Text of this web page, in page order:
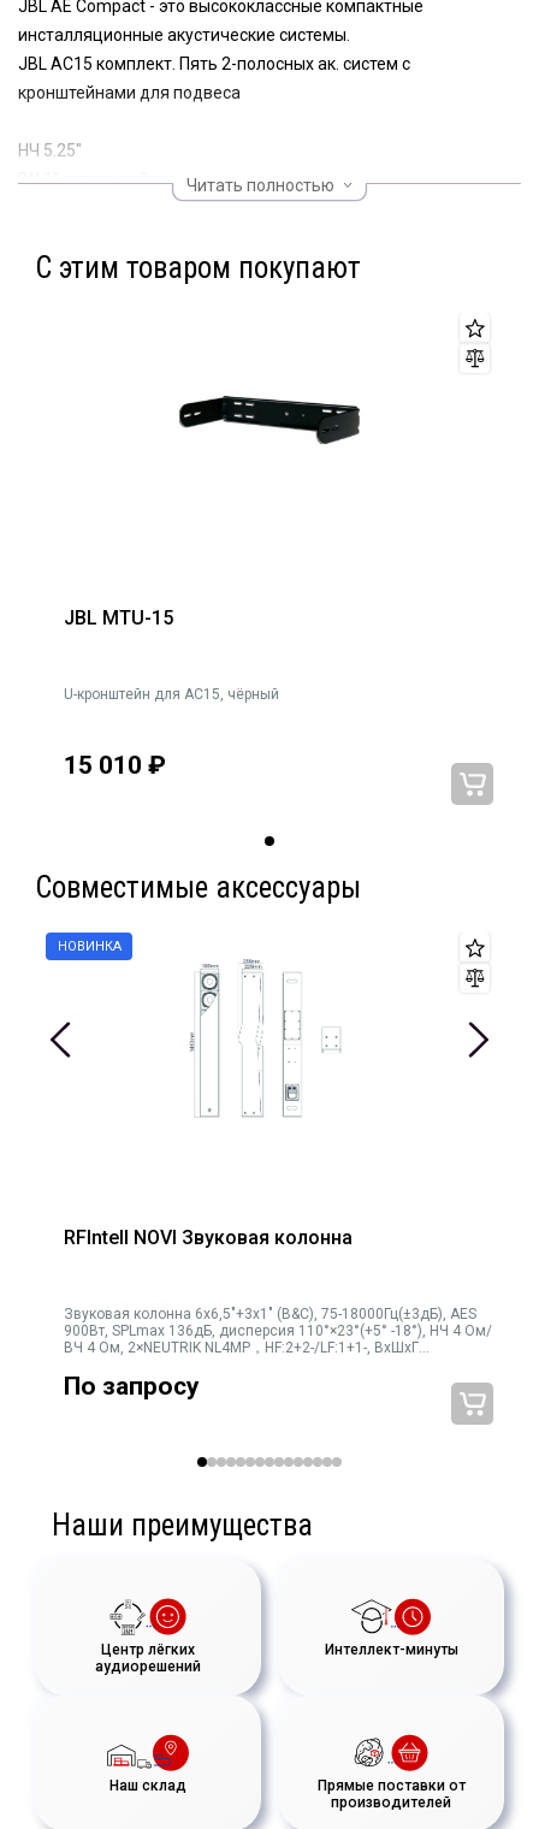
JBL AE Compact - это высококлассные компактные
инсталляционные акустические системы.
JBL AC15 комплект. Пять 2-полосных ак. систем с
кронштейнами для подвеса
НЧ 5.25"
ВЧ 1" купольный твитер
Частотный диапазон 80Гц-20кГц
Вес каждой системы 4.7кг
Читать полностью
С этим товаром покупают
JBL MTU-15
U-кронштейн для AC15, чёрный
15 010 ₽
Совместимые аксессуары
RFIntell NOVI Звуковая колонна
Звуковая колонна 6х6,5"+3х1" (B&C), 75-18000Гц(±3дБ), AES
900Вт, SPLmax 136дБ, дисперсия 110°×23°(+5° -18°), НЧ 4 Ом/
ВЧ 4 Ом, 2×NEUTRIK NL4MP，HF:2+2-/LF:1+1-, ВхШхГ
По запросу
Наши преимущества
Центр лёгких
аудиорешений
Интеллект-минуты
Наш склад
Прямые поставки от
производителей